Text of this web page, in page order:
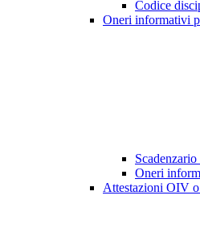
Codice
Oneri informativi
Oneri
Attestazioni OIV o